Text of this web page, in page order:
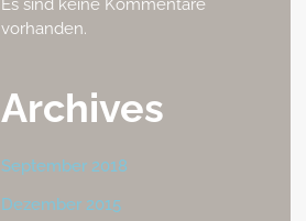
Es sind keine Kommentare
vorhanden.
Archives
September 2018
Dezember 2015